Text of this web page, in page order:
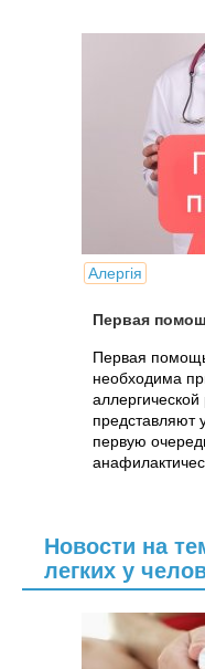
Алергія
Первая
Первая
необходима
представляют
первую
Новости на
легких у